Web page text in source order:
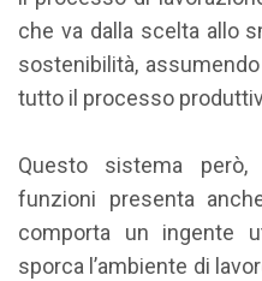
che va dalla scelta allo
sostenibilità,
tutto il processo
Questo sistema
funzioni presenta
comporta un ingente
sporca l’ambiente di